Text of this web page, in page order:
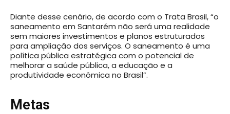
Diante desse cenário, de acordo com o Trata Brasil, “o
saneamento em Santarém não será uma realidade
sem maiores investimentos e planos estruturados
para ampliação dos serviços. O saneamento é uma
política pública estratégica com o potencial de
melhorar a saúde pública, a educação e a
produtividade econômica no Brasil”.
Metas